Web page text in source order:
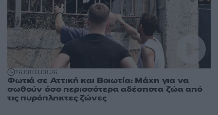
16:0803.08.26
Φωτιά σε Αττική και Βοιωτία: Μάχη για να
σωθούν όσο περισσότερα αδέσποτα ζώα από
τις πυρόπληκτες ζώνες